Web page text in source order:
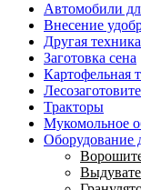
Автомобили
Внесение
Другая
Заготовка сена
Картофельная
Тракторы
Мукомольное
Оборудование